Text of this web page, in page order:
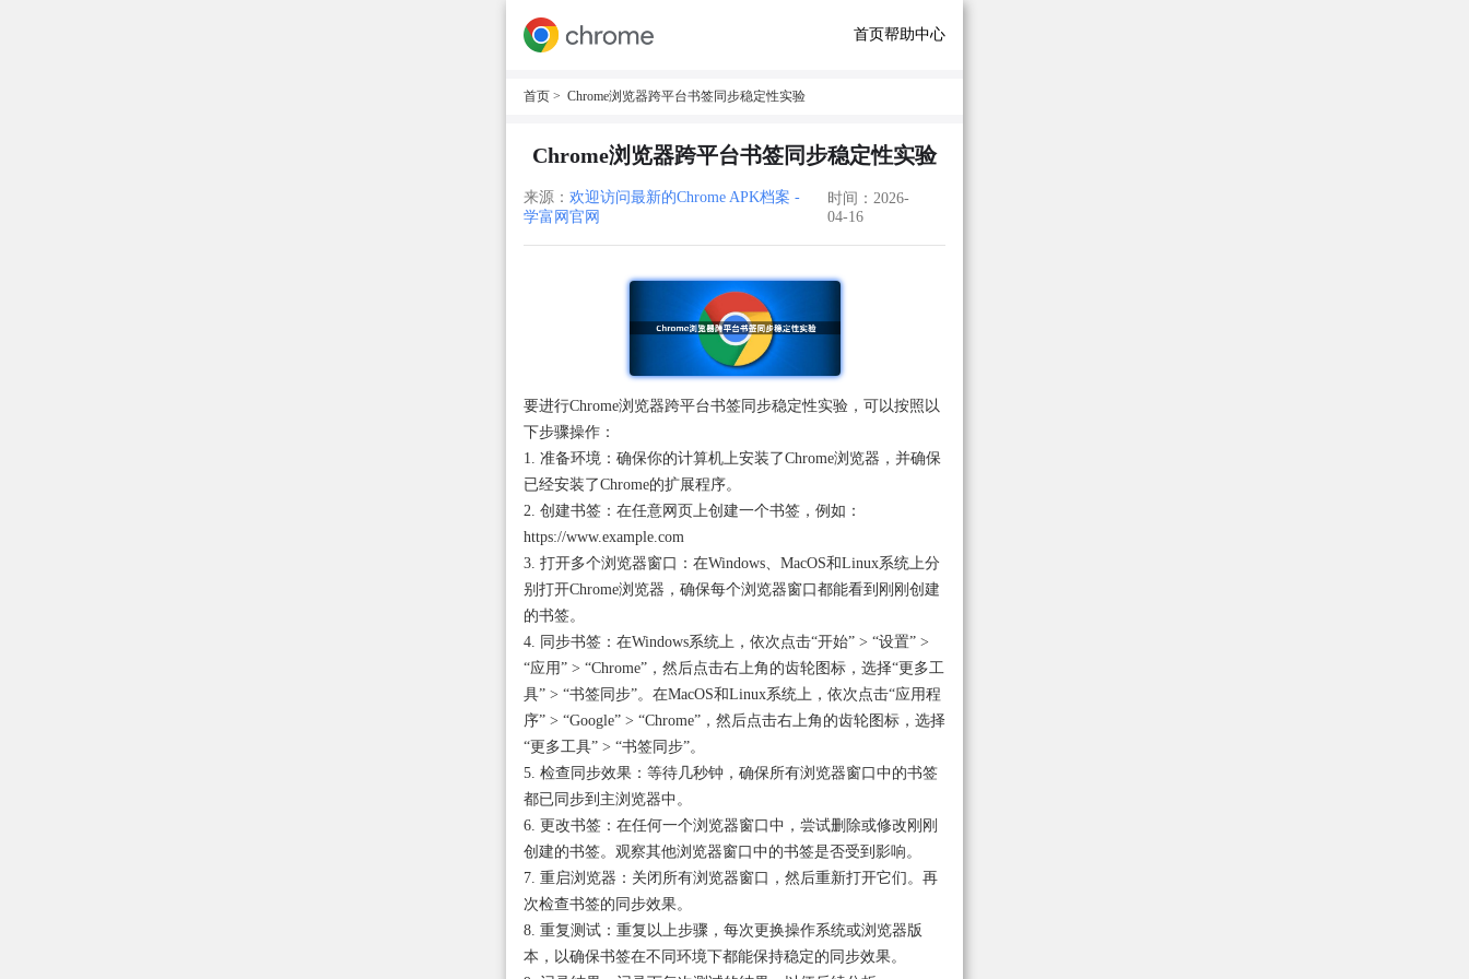
首页帮助中心
首页 > Chrome浏览器跨平台书签同步稳定性实验
Chrome浏览器跨平台书签同步稳定性实验
来源： 欢迎访问最新的Chrome APK档案 -
学富网官网
时间：2026-
04-16
要进行Chrome浏览器跨平台书签同步稳定性实验，可以按照以
下步骤操作：
1. 准备环境：确保你的计算机上安装了Chrome浏览器，并确保
已经安装了Chrome的扩展程序。
2. 创建书签：在任意网页上创建一个书签，例如：
https://www.example.com
3. 打开多个浏览器窗口：在Windows、MacOS和Linux系统上分
别打开Chrome浏览器，确保每个浏览器窗口都能看到刚刚创建
的书签。
4. 同步书签：在Windows系统上，依次点击“开始” > “设置” >
“应用” > “Chrome”，然后点击右上角的齿轮图标，选择“更多工
具” > “书签同步”。在MacOS和Linux系统上，依次点击“应用程
序” > “Google” > “Chrome”，然后点击右上角的齿轮图标，选择
“更多工具” > “书签同步”。
5. 检查同步效果：等待几秒钟，确保所有浏览器窗口中的书签
都已同步到主浏览器中。
6. 更改书签：在任何一个浏览器窗口中，尝试删除或修改刚刚
创建的书签。观察其他浏览器窗口中的书签是否受到影响。
7. 重启浏览器：关闭所有浏览器窗口，然后重新打开它们。再
次检查书签的同步效果。
8. 重复测试：重复以上步骤，每次更换操作系统或浏览器版
本，以确保书签在不同环境下都能保持稳定的同步效果。